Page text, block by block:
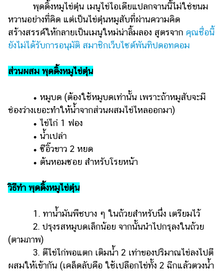
พุดดิ้งหมูไข่ตุ๋น เมนูไข่ไอเดียแปลกจานนี้ไม่ใช่ขนม
หวานอย่างที่คิด แต่เป็นไข่ตุ๋นหมูสับที่ผ่านความคิด
สร้างสรรค์ให้กลายเป็นเมนูใหม่น่าลิ้มลอง สูตรจาก คุณชื่อนี้
ยังไม่ได้รับการอนุมัติ สมาชิกเว็บไซต์พันทิปดอทคอม
ส่วนผสม พุดดิ้งหมูไข่ตุ๋น
• หมูบด (ต้องใช้หมูบดเท่านั้น เพราะถ้าหมูสับจะมี
ช่องว่างเยอะทำให้น้ำจากส่วนผสมไข่ไหลออกมา)
• ไข่ไก่ 1 ฟอง
• น้ำเปล่า
• ซีอิ๊วขาว 2 หยด
• ต้นหอมซอย สำหรับโรยหน้า
วิธีทำ พุดดิ้งหมูไข่ตุ๋น
1. ทาน้ำมันพืชบาง ๆ ในถ้วยสำหรับนึ่ง เตรียมไว้
2. ปรุงรสหมูบดเล็กน้อย จากนั้นนำไปกรุลงในถ้วย
(ตามภาพ)
3. ตีไข่ไก่พอแตก เติมน้ำ 2 เท่าของปริมาณไข่ลงไปตี
ผสมให้เข้ากัน (เคล็ดลับคือ ใช้เปลือกไข่ทั้ง 2 ฉีกแล้วตวงน้ำ